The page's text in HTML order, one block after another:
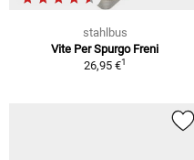
stahlbus
Vite Per Spurgo Freni
26,95 €1